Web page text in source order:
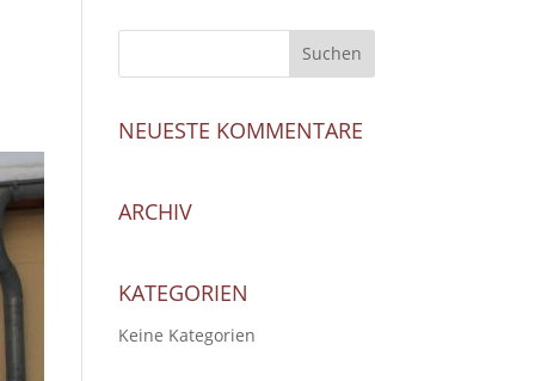
NEUESTE KOMMENTARE
ARCHIV
KATEGORIEN
Keine Kategorien